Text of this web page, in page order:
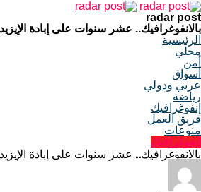
radar post
بالانفوغرافيك.. عشر سنوات على إبادة
الرئيسية
محلي
أمن
أسواق
عربي ودولي
رياضة
إنفوغرافيك
فريق العمل
منوعات
إنفوغرافيك
بالانفوغرافيك.. عشر سنوات على إبادة